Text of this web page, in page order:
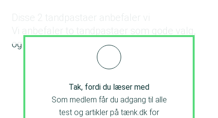
Disse 2 tandpastaer anbefaler vi
Vi anbefaler to tandpastaer som gode valg,
og den ene bliver kåret til Bedst i Test.
Tak, fordi du læser med
Som medlem får du adgang til alle
test og artikler på tænk.dk for